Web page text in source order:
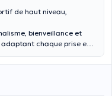
de haut niveau,
bienveillance et
adaptant chaque prise en